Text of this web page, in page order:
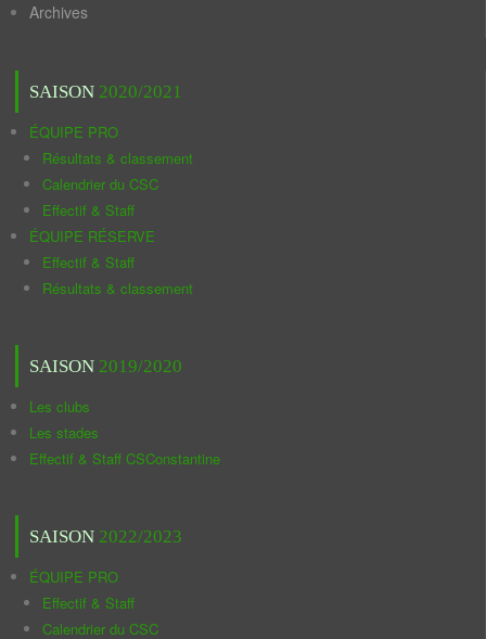
Archives
SAISON 2020/2021
ÉQUIPE PRO
Résultats & classement
Calendrier du CSC
Effectif & Staff
ÉQUIPE RÉSERVE
Effectif & Staff
Résultats & classement
SAISON 2019/2020
Les clubs
Les stades
Effectif & Staff CSConstantine
SAISON 2022/2023
ÉQUIPE PRO
Effectif & Staff
Calendrier du CSC